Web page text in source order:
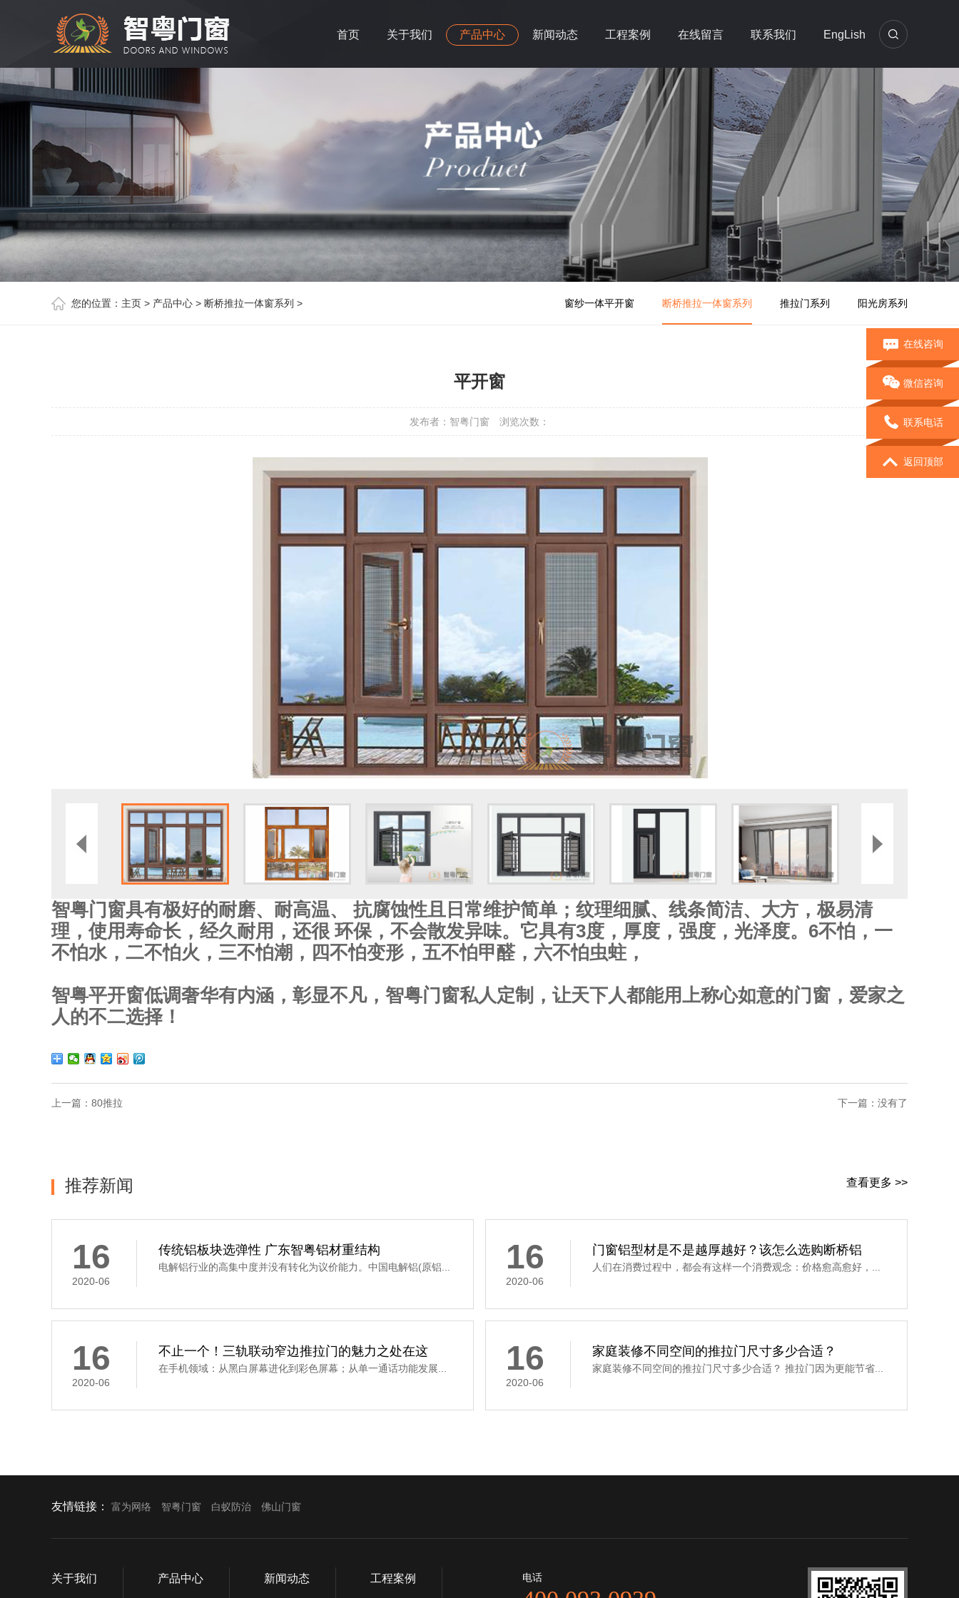
首页 关于我们 产品中心 新闻动态 工程案例 在线留言 联系我们 EngLish
您的位置： 主页 > 产品中心 > 断桥推拉一体窗系列 > 窗纱一体平开窗 断桥推拉一体窗系列 推拉门系列 阳光房系列
平开窗
发布者：智粤门窗 浏览次数：
智粤门窗具有极好的耐磨、耐高温、 抗腐蚀性且日常维护简单；纹理细腻、线条简洁、大方，极易清
理，使用寿命长，经久耐用，还很 环保，不会散发异味。它具有3度，厚度，强度，光泽度。6不怕，一
不怕水，二不怕火，三不怕潮，四不怕变形，五不怕甲醛，六不怕虫蛀，
智粤平开窗低调奢华有内涵，彰显不凡，智粤门窗私人定制，让天下人都能用上称心如意的门窗，爱家之
人的不二选择！
上一篇： 80推拉 下一篇：没有了
查看更多 >>
推荐新闻
16
2020-06
传统铝板块选弹性 广东智粤铝材重结构
电解铝行业的高集中度并没有转化为议价能力。中国电解铝(原铝... 16
2020-06
门窗铝型材是不是越厚越好？该怎么选购断桥铝
人们在消费过程中，都会有这样一个消费观念：价格愈高愈好，...
16
2020-06
不止一个！三轨联动窄边推拉门的魅力之处在这
在手机领域：从黑白屏幕进化到彩色屏幕；从单一通话功能发展... 16
2020-06
家庭装修不同空间的推拉门尺寸多少合适？
家庭装修不同空间的推拉门尺寸多少合适？ 推拉门因为更能节省...
友情链接： 富为网络 智粤门窗 白蚁防治 佛山门窗
关于我们 产品中心 新闻动态 工程案例 电话
在线咨询
微信咨询
联系电话
返回顶部